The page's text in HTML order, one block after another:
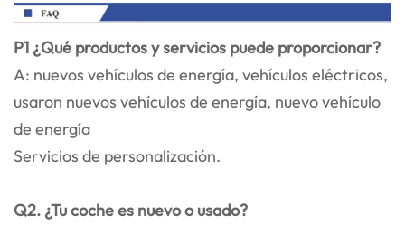
P1 ¿Qué productos y servicios puede proporcionar?
A: nuevos vehículos de energía, vehículos eléctricos,
usaron nuevos vehículos de energía, nuevo vehículo
de energía
Servicios de personalización.
Q2. ¿Tu coche es nuevo o usado?